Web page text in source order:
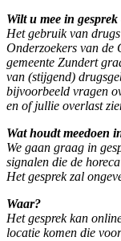
Wilt u mee in
Het gebruik van
Onderzoekers van de
gemeente Zundert
van (stijgend)
bijvoorbeeld vragen
en of jullie overlast
Wat houdt meedoen
We gaan graag in
signalen die de
Het gesprek zal
Waar?
Het gesprek kan
locatie komen die